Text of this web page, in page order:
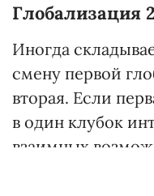
Глобализация
Иногда
смену первой
вторая. Если
в один клубок
взаимных
переплела его